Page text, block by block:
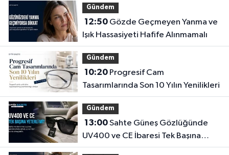
Gündem
12:50Gözde Geçmeyen Yanma ve
Işık Hassasiyeti Hafife Alınmamalı
Gündem
10:20Progresif Cam
Tasarımlarında Son 10 Yılın Yenilikleri
Gündem
13:00Sahte Güneş Gözlüğünde
UV400 ve CE İbaresi Tek Başına
Yeterli mi?